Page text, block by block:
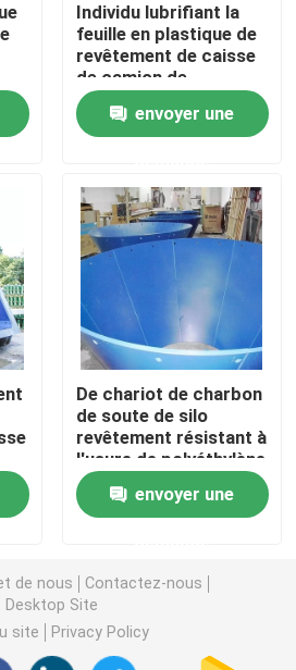
polyéthylène
de tangon
de convoyeur
de bore
HDPE
d'UHMWPE
usinées
Individu lubrifiant la
feuille en plastique de
revêtement de caisse
de camion de
décharge de Clay Body
Lining UHMWPE
envoyer une
De chariot de charbon
de soute de silo
revêtement résistant à
l'usure de polyéthylène
de poids ultra
envoyer une
de nous
Contactez-nous
Desktop Site
site
Privacy Policy